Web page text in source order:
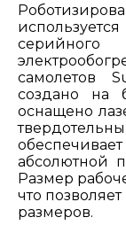
самолетов
создано на
оснащено
абсолютной
Размер
что
размеров.